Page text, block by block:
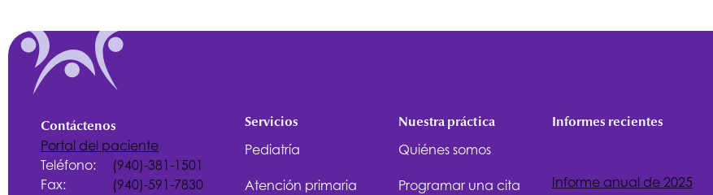
Contáctenos
Portal del paciente
Teléfono:
(940)-381-1501
Fax:
(940)-591-7830
Servicios
Pediatría
Atención primaria
Nuestra práctica
Quiénes somos
Programar una cita
Informes recientes
Informe anual de 2025